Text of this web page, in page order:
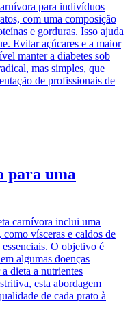
para indivíduos
com uma composição
e gorduras. Isso ajuda
Evitar açúcares e a maior
manter a diabetes sob
mas simples, que
de profissionais de
para uma
carnívora inclui uma
vísceras e caldos de
O objetivo é
algumas doenças
dieta a nutrientes
esta abordagem
de cada prato à